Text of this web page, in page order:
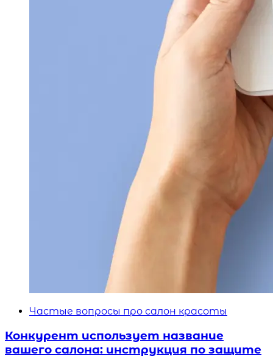
Частые вопросы про салон красоты
Конкурент использует название
вашего салона: инструкция по защите